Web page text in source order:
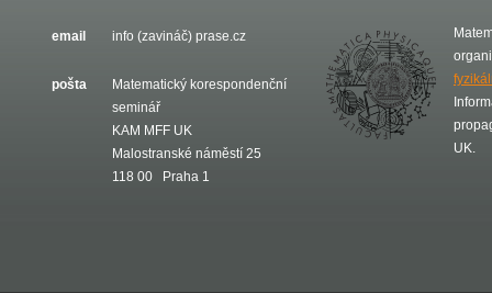
email info (zavináč) prase.cz
pošta
Matematický korespondenční
seminář
KAM MFF UK
Malostranské náměstí 25
118 00 Praha 1
UK.